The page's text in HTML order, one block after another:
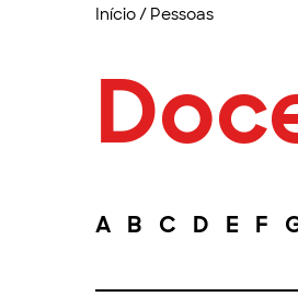
Início/ Pessoas
A B C D E F